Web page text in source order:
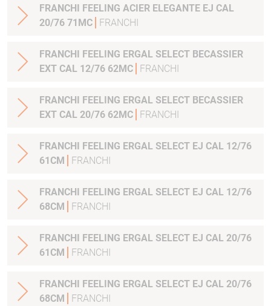
FRANCHI FEELING ACIER ELEGANTE EJ CAL
20/76 71MC
FRANCHI
FRANCHI FEELING ERGAL SELECT BECASSIER
EXT CAL 12/76 62MC
FRANCHI
FRANCHI FEELING ERGAL SELECT BECASSIER
EXT CAL 20/76 62MC
FRANCHI
FRANCHI FEELING ERGAL SELECT EJ CAL 12/76
61CM
FRANCHI
FRANCHI FEELING ERGAL SELECT EJ CAL 12/76
68CM
FRANCHI
FRANCHI FEELING ERGAL SELECT EJ CAL 20/76
61CM
FRANCHI
FRANCHI FEELING ERGAL SELECT EJ CAL 20/76
68CM
FRANCHI